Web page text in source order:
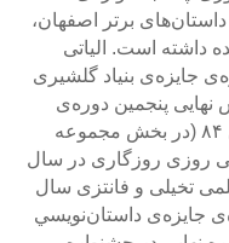
برتر اصفهان،
داشته است. الیاتی
جایزه‌ی بنیاد گلشیری
نهایی پنجمین دوره‌ی
جایزه‌ی بنیاد هوشنگ گلشیری در سال ۸۴ (‌در بخش مجموعه
روزی روزگاری در سال
تخیلی و فانتزی سال
جايزه‌ی داستان‌نويسي